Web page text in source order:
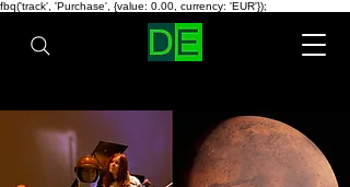
fbq('track', 'Purchase', {value: 0.00, currency: 'EUR'});